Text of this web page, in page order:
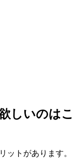
しいのはこ
ットがあります。